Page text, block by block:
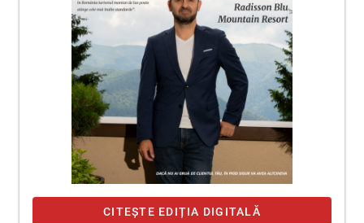
CITEȘTE EDIȚIA DIGITALĂ